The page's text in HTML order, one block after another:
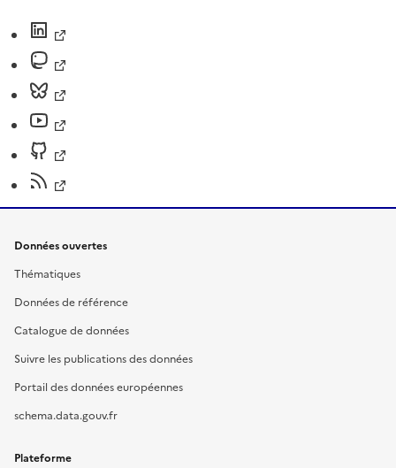
Données ouvertes
Thématiques
Données de référence
Catalogue de données
Suivre les publications des données
Portail des données européennes
schema.data.gouv.fr
Plateforme